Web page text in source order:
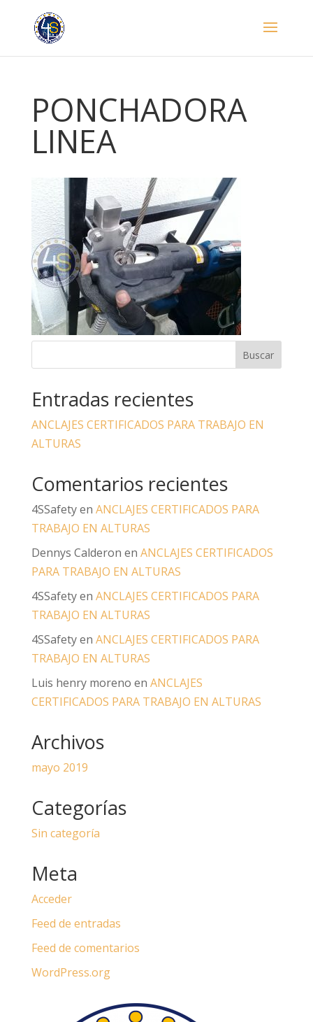
PONCHADORA
LINEA
Entradas recientes
ANCLAJES CERTIFICADOS PARA TRABAJO EN
ALTURAS
Comentarios recientes
4SSafetyen ANCLAJES CERTIFICADOS PARA
TRABAJO EN ALTURAS
Dennys Calderon en ANCLAJES CERTIFICADOS
PARA TRABAJO EN ALTURAS
4SSafetyen ANCLAJES CERTIFICADOS PARA
TRABAJO EN ALTURAS
4SSafetyen ANCLAJES CERTIFICADOS PARA
TRABAJO EN ALTURAS
Luis henry moreno en ANCLAJES
CERTIFICADOS PARA TRABAJO EN ALTURAS
Archivos
mayo 2019
Categorías
Sin categoría
Meta
Acceder
Feed de entradas
Feed de comentarios
WordPress.org